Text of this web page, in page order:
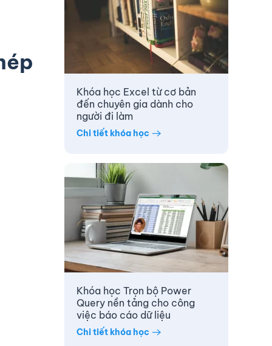
Khóa học Excel từ cơ bản
đến chuyên gia dành cho
người đi làm
Chi tiết khóa học
Khóa học Trọn bộ Power
Query nền tảng cho công
việc báo cáo dữ liệu
Chi tiết khóa học